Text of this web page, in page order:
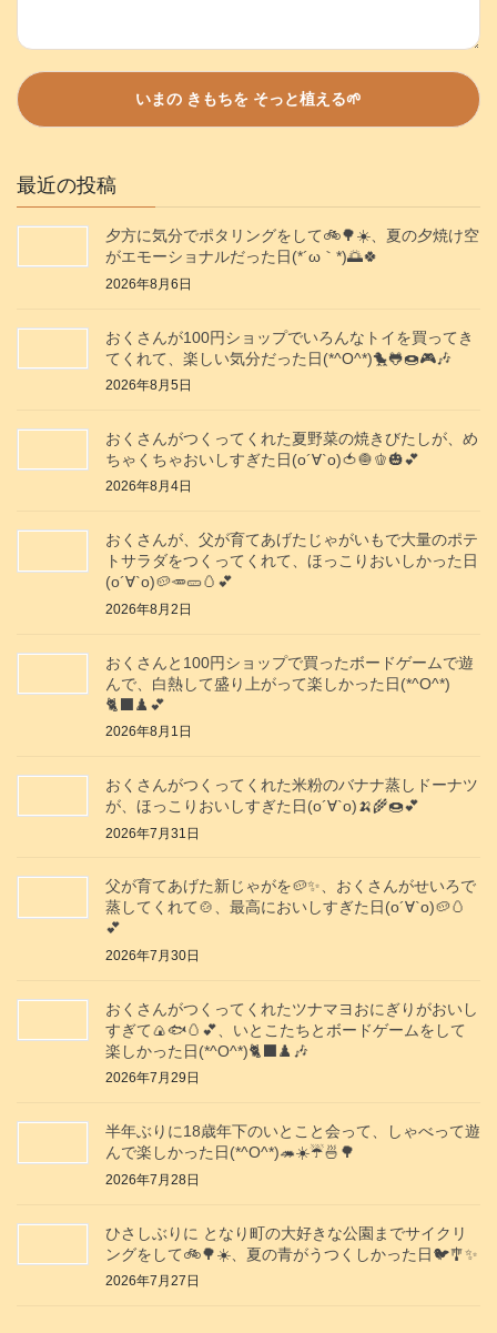
最近の投稿
夕方に気分でポタリングをして🚲️🌳☀️、夏の夕焼け空
がエモーショナルだった日(⁠*⁠´⁠ω⁠｀⁠*⁠)🌅🍀
2026年8月6日
おくさんが100円ショップでいろんなトイを買ってき
てくれて、楽しい気分だった日(*^O^*)🐤🐸🍩🎮️🎶
2026年8月5日
おくさんがつくってくれた夏野菜の焼きびたしが、め
ちゃくちゃおいしすぎた日(о´∀`о)🍅🧅🫑🎃💕
2026年8月4日
おくさんが、父が育てあげたじゃがいもで大量のポテ
トサラダをつくってくれて、ほっこりおいしかった日
(о´∀`о)🥔🥕🥒🥚💕
2026年8月2日
おくさんと100円ショップで買ったボードゲームで遊
んで、白熱して盛り上がって楽しかった日(*^O^*)
🐈‍⬛♟️💕
2026年8月1日
おくさんがつくってくれた米粉のバナナ蒸しドーナツ
が、ほっこりおいしすぎた日(о´∀`о)🍌🌾🍩💕
2026年7月31日
父が育てあげた新じゃがを🥔✨️、おくさんがせいろで
蒸してくれて🍲、最高においしすぎた日(о´∀`о)🥔🥚
💕
2026年7月30日
おくさんがつくってくれたツナマヨおにぎりがおいし
すぎて🍙🐟️🥚💕、いとこたちとボードゲームをして
楽しかった日(*^O^*)🐈‍⬛♟️🎶
2026年7月29日
半年ぶりに18歳年下のいとこと会って、しゃべって遊
んで楽しかった日(*^O^*)🦔☀️☔🍜🌳
2026年7月28日
ひさしぶりに となり町の大好きな公園までサイクリ
ングをして🚲️🌳☀️、夏の青がうつくしかった日🐦️🎐✨️
2026年7月27日